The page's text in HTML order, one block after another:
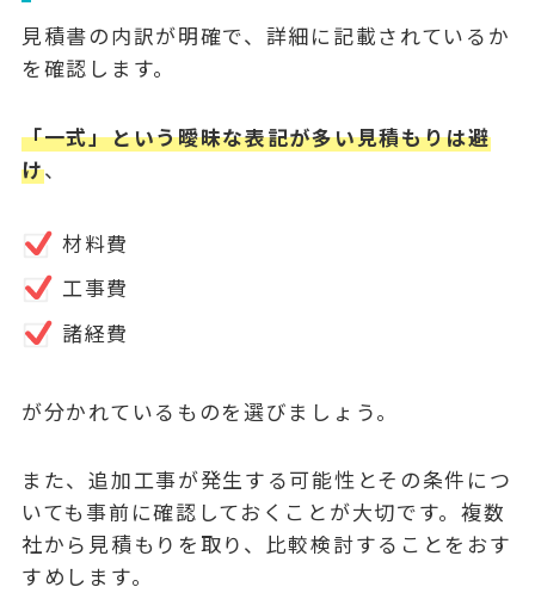
見積書の内訳が明確で、詳細に記載されているか
を確認します。
「一式」という曖昧な表記が多い見積もりは避
け、
材料費
工事費
諸経費
が分かれているものを選びましょう。
また、追加工事が発生する可能性とその条件につ
いても事前に確認しておくことが大切です。複数
社から見積もりを取り、比較検討することをおす
すめします。